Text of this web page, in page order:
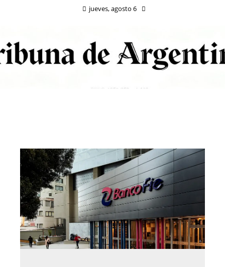
jueves, agosto 6